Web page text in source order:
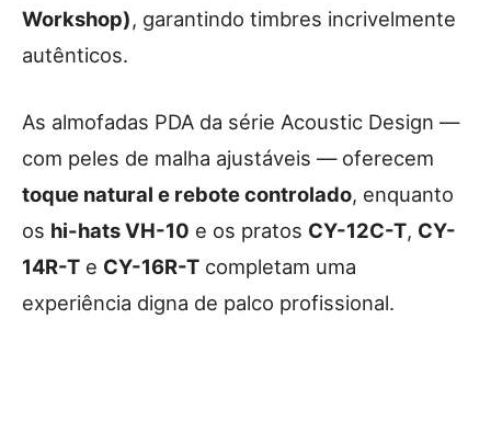
Workshop), garantindo timbres incrivelmente
autênticos.
As almofadas PDA da série Acoustic Design —
com peles de malha ajustáveis — oferecem
toque natural e rebote controlado, enquanto
os hi-hats VH-10 e os pratos CY-12C-T, CY-
14R-T e CY-16R-T completam uma
experiência digna de palco profissional.